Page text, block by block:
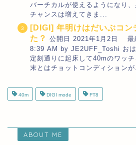
バーチカルが使えるようになり
チャンスは増えてきま...
[DIGI] 年明けはだいぶコン
た？ 公開日 2021年1月2日 最
8:39 AM by JE2UFF_Toshi おは
定刻通りに起床して40mのワッ
末とはチョットコンディションが
40m DIGI mode FT8
ABOUT ME